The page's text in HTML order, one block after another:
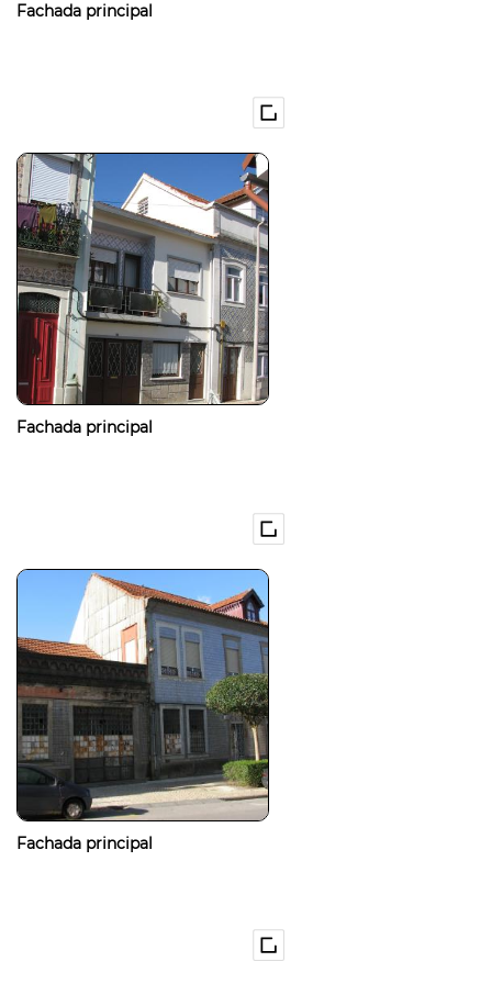
Fachada principal
Fachada principal
Fachada principal